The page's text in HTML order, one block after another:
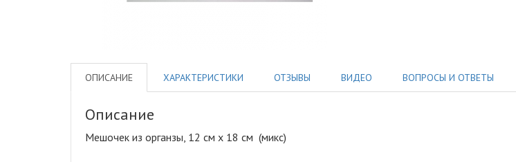
ОПИСАНИЕ ХАРАКТЕРИСТИКИ ОТЗЫВЫ ВИДЕО ВОПРОСЫ И ОТВЕТЫ
Описание
Мешочек из органзы, 12 см х 18 см (микс)